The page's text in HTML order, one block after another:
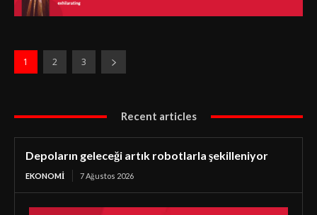
1 2 3
Recent articles
Depoların geleceği artık robotlarla şekilleniyor
EKONOMI 7 Ağustos 2026